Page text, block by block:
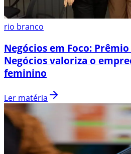
rio branco
Negócios em Foco:
Negócios valoriza o
feminino
Ler matéria